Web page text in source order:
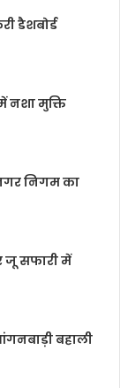
डैशबोर्ड
नशा मुक्ति
निगम का
जू सफारी में
बहाली